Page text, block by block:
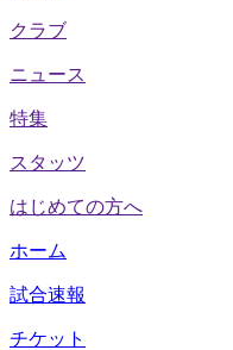
クラブ
ニュース
特集
スタッツ
はじめての方へ
ホーム
試合速報
チケット